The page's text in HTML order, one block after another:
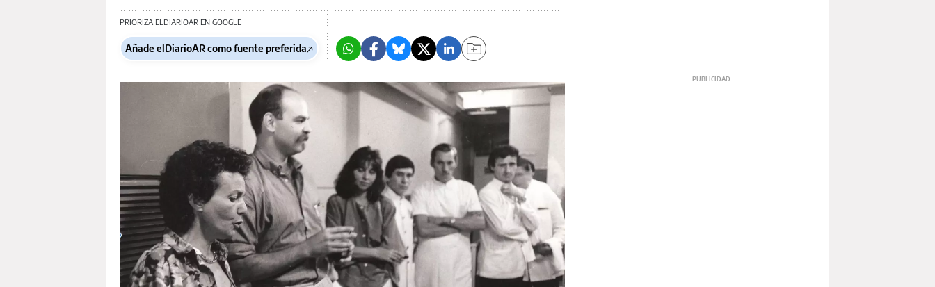
PRIORIZA ELDIARIOAR EN GOOGLE
Añade elDiarioAR como fuente preferida